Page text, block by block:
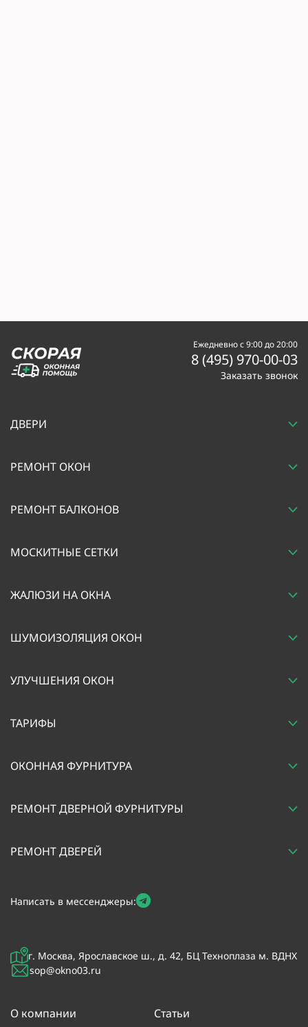
Ежедневно с 9:00 до 20:00
8 (495) 970-00-03
Заказать звонок
г. Москва, Ярославское ш., д. 42, БЦ Техноплаза м. ВДНХ
sop@okno03.ru
О компании Статьи
Написать в мессенджеры:
ДВЕРИ
РЕМОНТ ОКОН
РЕМОНТ БАЛКОНОВ
МОСКИТНЫЕ СЕТКИ
ЖАЛЮЗИ НА ОКНА
ШУМОИЗОЛЯЦИЯ ОКОН
УЛУЧШЕНИЯ ОКОН
ТАРИФЫ
ОКОННАЯ ФУРНИТУРА
РЕМОНТ ДВЕРНОЙ ФУРНИТУРЫ
РЕМОНТ ДВЕРЕЙ